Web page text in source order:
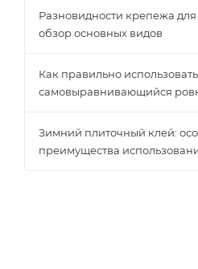
Разновидности крепежа
обзор основных видов
Как правильно использовать
самовыравнивающийся
Зимний плиточный клей:
преимущества